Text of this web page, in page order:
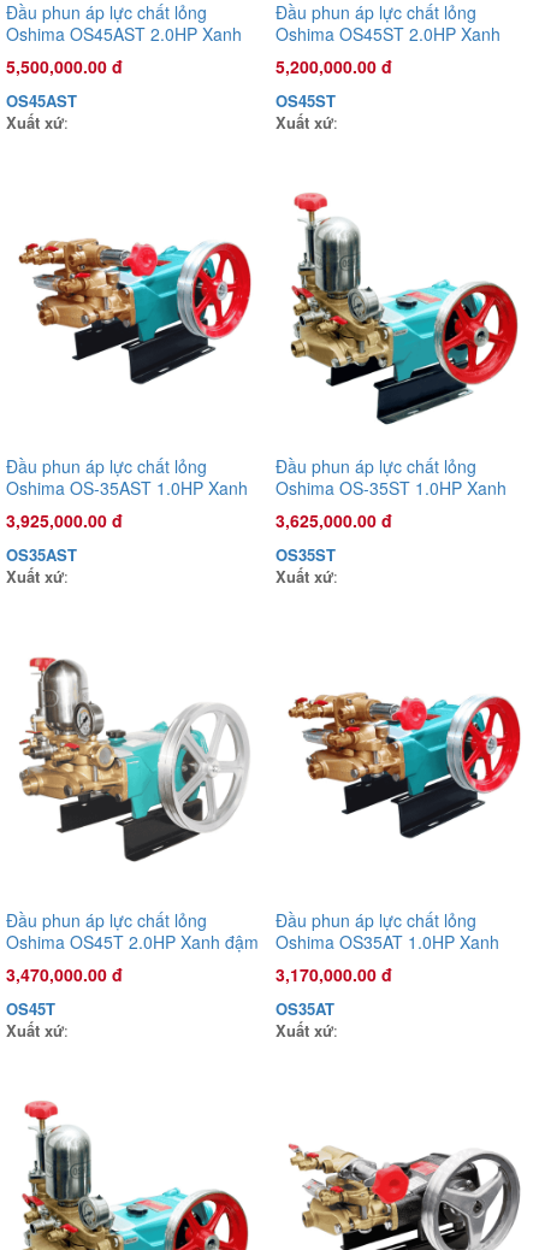
Đầu phun áp lực chất lỏng Con Ong Vàng COV26C 1.0HP Cam
1,135,000.00 đ
COV26C
Xuất xứ:
Đầu phun áp lực chất lỏng Con Ong Vàng COV22R 1.0HP Xanh
rêu
COV22R
Xuất xứ
Đầu phun áp lực chất lỏng
Oshima OS45AST 2.0HP Xanh
đậm (hoạt động bằng sức kéo
động cơ)
5,500,000.00 đ
OS45AST
Xuất xứ:
Đầu phun áp lực chất lỏng
Oshima OS45ST 2.0HP Xanh
đậm (hoạt động bằng sức kéo
động cơ)
5,200,000.00 đ
OS45ST
Xuất xứ:
Đầu phun áp lực chất lỏng
Oshima OS-35AST 1.0HP Xanh
đậm (hoạt động bằng sức kéo
động cơ)
3,925,000.00 đ
OS35AST
Xuất xứ:
Đầu phun áp lực chất lỏng
Oshima OS-35ST 1.0HP Xanh
đậm (hoạt động bằng sức kéo
động cơ)
3,625,000.00 đ
OS35ST
Xuất xứ:
Đầu phun áp lực chất lỏng
Oshima OS45T 2.0HP Xanh đậm
(hoạt động bằng sức kéo động
cơ)
3,470,000.00 đ
OS45T
Xuất xứ:
Đầu phun áp lực chất lỏng
Oshima OS35AT 1.0HP Xanh
đậm (hoạt động bằng sức kéo
động cơ)
3,170,000.00 đ
OS35AT
Xuất xứ: